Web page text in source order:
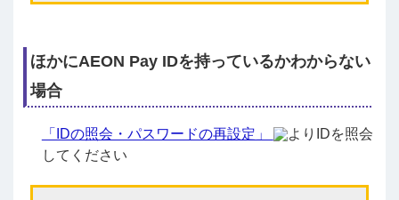
ほかにAEON Pay IDを持っているかわからない
場合
「IDの照会・パスワードの再設定」
よりIDを照会
してください